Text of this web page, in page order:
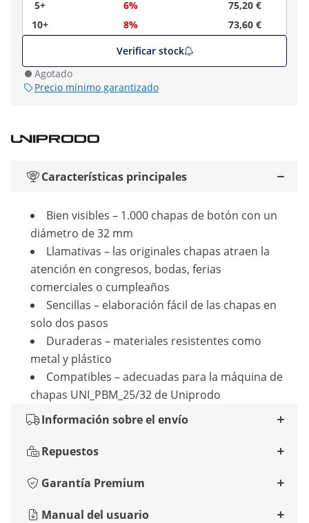
5+
6%
75,20 €
10+
8%
73,60 €
Verificar stock
Agotado
Precio mínimo garantizado
Características principales
Bien visibles – 1.000 chapas de botón con un
diámetro de 32 mm
Llamativas – las originales chapas atraen la
atención en congresos, bodas, ferias
comerciales o cumpleaños
Sencillas – elaboración fácil de las chapas en
solo dos pasos
Duraderas – materiales resistentes como
metal y plástico
Compatibles – adecuadas para la máquina de
chapas UNI_PBM_25/32 de Uniprodo
Información sobre el envío
Repuestos
Garantía Premium
Manual del usuario